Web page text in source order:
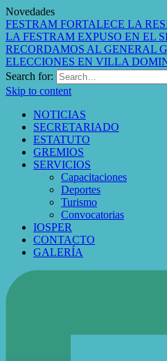
Novedades
FESTRAM FORTALECE LA
LA FESTRAM EXPUSO EN EL
RECORDAMOS AL GENERAL
ELECCIONES EN VILLA
Search for:
Skip to content
NOTICIAS
SECRETARIADO
ESTATUTO
GREMIOS
SERVICIOS
Capacitaciones
Deportes
Turismo
Convocatorias
IOSPER
CONTACTO
GALERÍA